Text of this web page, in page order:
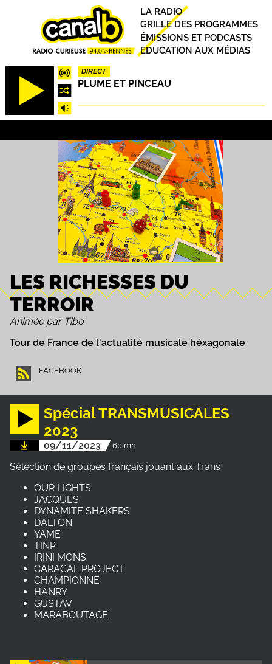
DIRECT
PLUME ET PINCEAU
Principal
LA RADIO
GRILLE DES PROGRAMMES
ÉMISSIONS ET PODCASTS
EDUCATION AUX MÉDIAS
LES RICHESSES DU
TERROIR
Animée par Tibo
Tour de France de l'actualité musicale héxagonale
FACEBOOK
Spécial TRANSMUSICALES
2023
09/11/2023 60 mn
Sélection de groupes français jouant aux Trans
OUR LIGHTS
JACQUES
DYNAMITE SHAKERS
DALTON
YAME
TINP
IRINI MONS
CARACAL PROJECT
CHAMPIONNE
HANRY
GUSTAV
MARABOUTAGE